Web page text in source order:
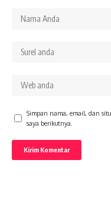
Simpan nama, email, dan
saya berikutnya.